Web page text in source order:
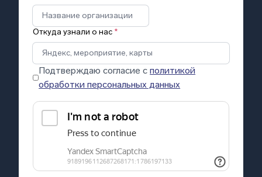
Откуда узнали о нас *
Подтверждаю согласие сполитикой
обработки персональных данных